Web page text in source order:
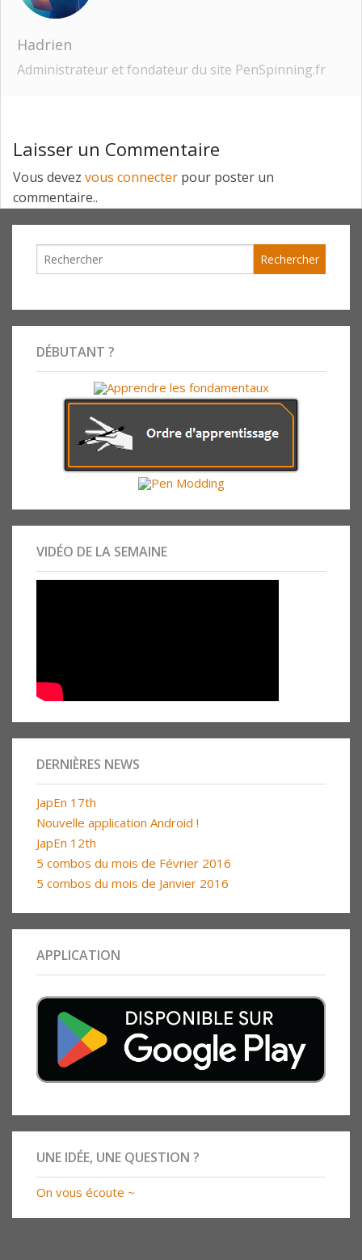
Hadrien
Administrateur et fondateur du site PenSpinning.fr
Laisser un Commentaire
Vous devez vous connecter pour poster un
commentaire..
DÉBUTANT ?
VIDÉO DE LA SEMAINE
DERNIÈRES NEWS
JapEn 17th
Nouvelle application Android !
JapEn 12th
5 combos du mois de Février 2016
5 combos du mois de Janvier 2016
APPLICATION
UNE IDÉE, UNE QUESTION ?
On vous écoute ~